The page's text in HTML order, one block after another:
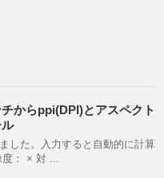
からppi(DPI)とアスペクト
した。入力すると自動的に計算
度： × 対 ...